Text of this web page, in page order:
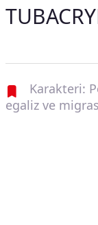
Karakteri:
egaliz ve